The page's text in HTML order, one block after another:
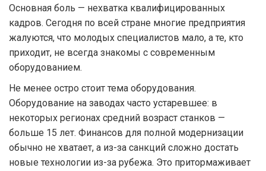
Основная боль — нехватка квалифицированных
кадров. Сегодня по всей стране многие предприятия
жалуются, что молодых специалистов мало, а те, кто
приходит, не всегда знакомы с современным
оборудованием.
Не менее остро стоит тема оборудования.
Оборудование на заводах часто устаревшее: в
некоторых регионах средний возраст станков —
больше 15 лет. Финансов для полной модернизации
обычно не хватает, а из-за санкций сложно достать
новые технологии из-за рубежа. Это притормаживает